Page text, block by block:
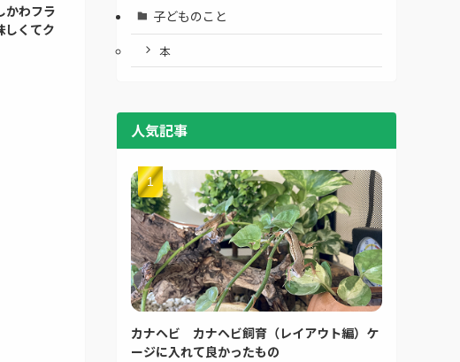
かわフラ
くてク
子どものこと
本
人気記事
カナヘビ カナヘビ飼育（レイアウト編）ケ
ージに入れて良かったもの